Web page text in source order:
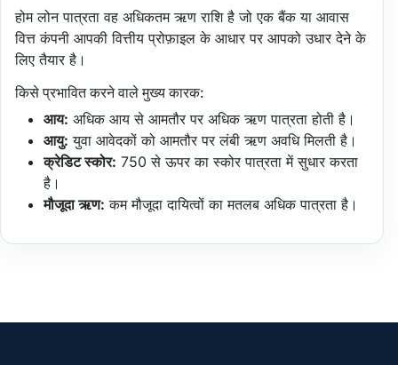
होम लोन पात्रता वह अधिकतम ऋण राशि है जो एक बैंक या आवास
वित्त कंपनी आपकी वित्तीय प्रोफ़ाइल के आधार पर आपको उधार देने के
लिए तैयार है।
किसे प्रभावित करने वाले मुख्य कारक:
आय: अधिक आय से आमतौर पर अधिक ऋण पात्रता होती है।
आयु: युवा आवेदकों को आमतौर पर लंबी ऋण अवधि मिलती है।
क्रेडिट स्कोर: 750 से ऊपर का स्कोर पात्रता में सुधार करता
है।
मौजूदा ऋण: कम मौजूदा दायित्वों का मतलब अधिक पात्रता है।